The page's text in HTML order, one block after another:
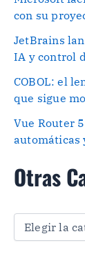
con su
JetBrains
IA y control
COBOL: el
que sigue
Vue Router
automáticas
Otras
O